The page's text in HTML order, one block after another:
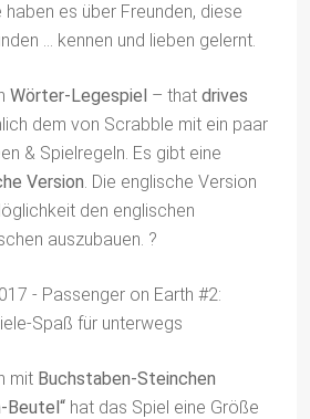
haben es über Freunden, diese
… kennen und lieben gelernt.
Wörter-Legespiel – that drives
dem von Scrabble mit ein paar
& Spielregeln. Es gibt eine
Version. Die englische Version
den englischen
auszubauen. ?
mit Buchstaben-Steinchen
Beutel“ hat das Spiel eine Größe